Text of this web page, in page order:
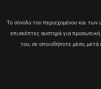
Το σύνολο του περιεχομένου και
επισκέπτες αυστηρά για
του, σε οποιοδήποτε μέσο,